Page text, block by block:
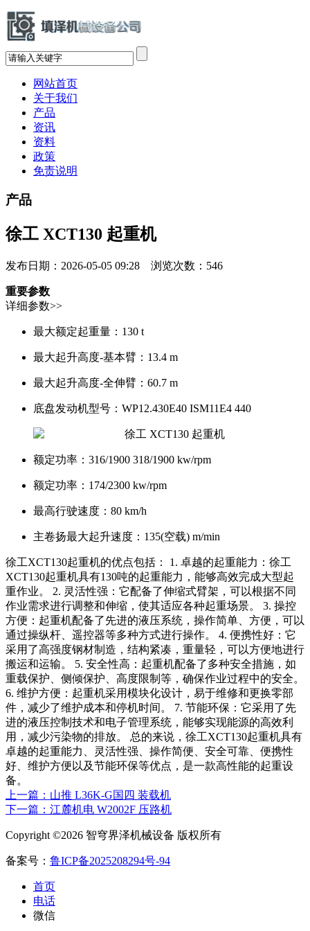
网站首页
关于我们
产品
资讯
资料
政策
免责说明
产品
徐工 XCT130 起重机
发布日期：2026-05-05 09:28 浏览次数： 546
重要参数
详细参数>>
最大额定起重量： 130 t
最大起升高度-基本臂： 13.4 m
最大起升高度-全伸臂： 60.7 m
底盘发动机型号： WP12.430E40 ISM11E4 440
额定功率： 316/1900 318/1900 kw/rpm
额定功率： 174/2300 kw/rpm
最高行驶速度： 80 km/h
主卷扬最大起升速度： 135(空载) m/min
徐工XCT130起重机的优点包括： 1. 卓越的起重能力：徐工
XCT130起重机具有130吨的起重能力，能够高效完成大型起
重作业。 2. 灵活性强：它配备了伸缩式臂架，可以根据不同
作业需求进行调整和伸缩，使其适应各种起重场景。 3. 操控
方便：起重机配备了先进的液压系统，操作简单、方便，可以
通过操纵杆、遥控器等多种方式进行操作。 4. 便携性好：它
采用了高强度钢材制造，结构紧凑，重量轻，可以方便地进行
搬运和运输。 5. 安全性高：起重机配备了多种安全措施，如
重载保护、侧倾保护、高度限制等，确保作业过程中的安全。
6. 维护方便：起重机采用模块化设计，易于维修和更换零部
件，减少了维护成本和停机时间。 7. 节能环保：它采用了先
进的液压控制技术和电子管理系统，能够实现能源的高效利
用，减少污染物的排放。 总的来说，徐工XCT130起重机具有
卓越的起重能力、灵活性强、操作简便、安全可靠、便携性
好、维护方便以及节能环保等优点，是一款高性能的起重设
备。
上一篇：山推 L36K-G国四 装载机
下一篇：江麓机电 W2002F 压路机
Copyright ©2026 智穹界泽机械设备 版权所有
备案号： 鲁ICP备2025208294号-94
首页
电话
微信